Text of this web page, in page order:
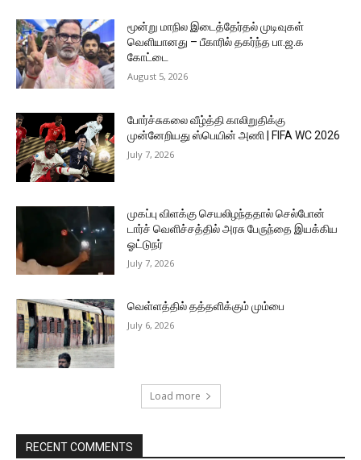
மூன்று மாநில இடைத்தேர்தல் முடிவுகள்
வெளியானது – பீகாரில் தகர்ந்த பா.ஜ.க
கோட்டை
August 5, 2026
போர்ச்சுகலை வீழ்த்தி காலிறுதிக்கு
முன்னேறியது ஸ்பெயின் அணி | FIFA WC 2026
July 7, 2026
முகப்பு விளக்கு செயலிழந்ததால் செல்போன்
டார்ச் வெளிச்சத்தில் அரசு பேருந்தை இயக்கிய
ஓட்டுநர்
July 7, 2026
வெள்ளத்தில் தத்தளிக்கும் மும்பை
July 6, 2026
Load more
RECENT COMMENTS